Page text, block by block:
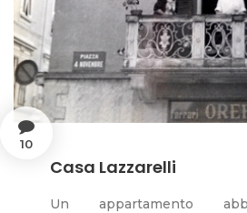
10
Casa Lazzarelli
Un appartamento